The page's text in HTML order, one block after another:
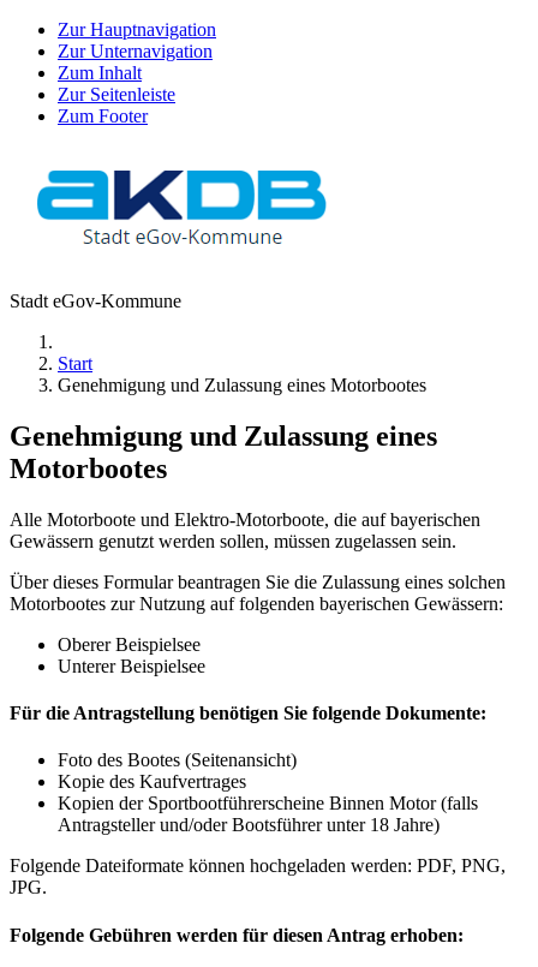
Zur Hauptnavigation
Zur Unternavigation
Zum Inhalt
Zur Seitenleiste
Zum Footer
Stadt eGov-Kommune
Start
Genehmigung und Zulassung eines Motorbootes
Genehmigung und Zulassung eines
Motorbootes
Alle Motorboote und Elektro-Motorboote, die auf bayerischen
Gewässern genutzt werden sollen, müssen zugelassen sein.
Über dieses Formular beantragen Sie die Zulassung eines solchen
Motorbootes zur Nutzung auf folgenden bayerischen Gewässern:
Oberer Beispielsee
Unterer Beispielsee
Für die Antragstellung benötigen Sie folgende Dokumente:
Foto des Bootes (Seitenansicht)
Kopie des Kaufvertrages
Kopien der Sportbootführerscheine Binnen Motor (falls
Antragsteller und/oder Bootsführer unter 18 Jahre)
Folgende Dateiformate können hochgeladen werden: PDF, PNG,
JPG.
Folgende Gebühren werden für diesen Antrag erhoben: